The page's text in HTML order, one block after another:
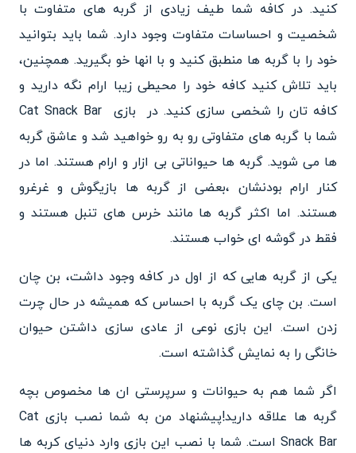
کنید. در کافه شما طیف زیادی از گربه های متفاوت با
شخصیت و احساسات متفاوت وجود دارد. شما باید بتوانید
خود را با گربه ها منطبق کنید و با انها خو بگیرید. همچنین،
باید تلاش کنید کافه خود را محیطی زیبا ارام نگه دارید و
کافه تان را شخصی سازی کنید. در بازی Cat Snack Bar
شما با گربه های متفاوتی رو به رو خواهید شد و عاشق گربه
ها می شوید. گربه ها حیواناتی بی ازار و ارام هستند. اما در
کنار ارام بودنشان ،بعضی از گربه ها بازیگوش و غرغرو
هستند. اما اکثر گربه ها مانند خرس های تنبل هستند و
فقط در گوشه ای خواب هستند.
یکی از گربه هایی که از اول در کافه وجود داشت، بن چان
است. بن چای یک گربه با احساس که همیشه در حال چرت
زدن است. این بازی نوعی از عادی سازی داشتن حیوان
خانگی را به نمایش گذاشته است.
اگر شما هم به حیوانات و سرپرستی ان ها مخصوص بچه
گربه ها علاقه دارید!پیشنهاد من به شما نصب بازی Cat
Snack Bar است. شما با نصب این بازی وارد دنیای کربه ها